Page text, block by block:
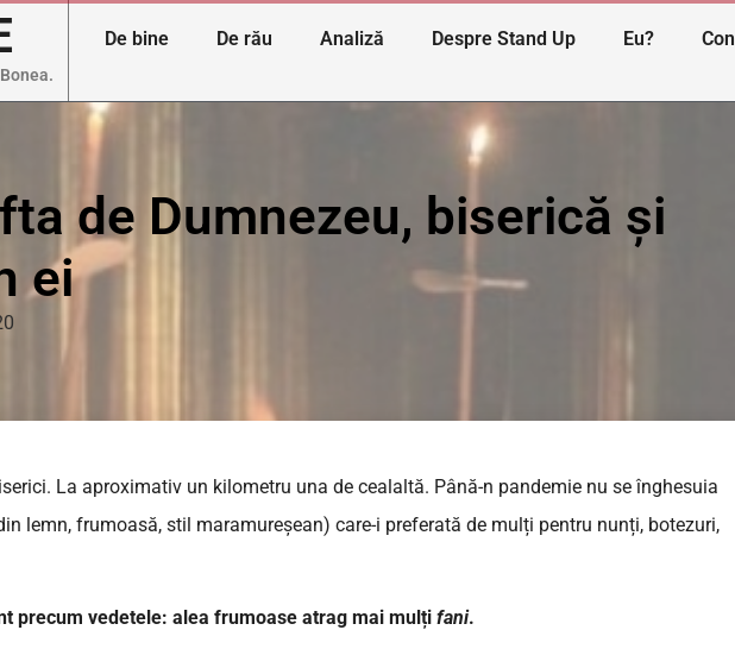
De bine De rău Analiză Despre Stand Up Eu?
de Dumnezeu, biserică și
ei
La aproximativ un kilometru una de cealaltă. Până-n pandemie nu se înghesuia
lemn, frumoasă, stil maramureșean) care-i preferată de mulți pentru nunți, botezuri,
precum vedetele: alea frumoase atrag mai mulți fani.